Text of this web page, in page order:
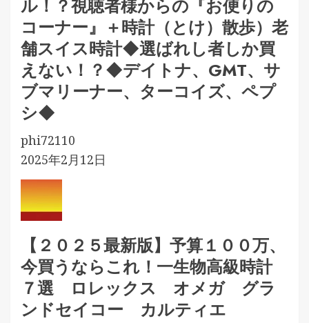
ル！？視聴者様からの『お便りの
コーナー』＋時計（とけ）散歩）老
舗スイス時計◆選ばれし者しか買
えない！？◆デイトナ、GMT、サ
ブマリーナー、ターコイズ、ペプ
シ◆
phi72110
2025年2月12日
【２０２５最新版】予算１００万、
今買うならこれ！一生物高級時計
７選 ロレックス オメガ グラ
ンドセイコー カルティエ